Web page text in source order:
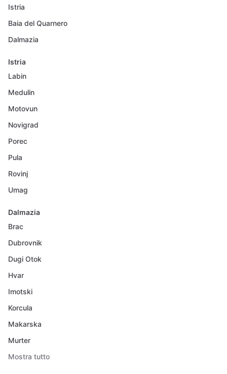
Istria
Baia del Quarnero
Dalmazia
Istria
Labin
Medulin
Motovun
Novigrad
Porec
Pula
Rovinj
Umag
Dalmazia
Brac
Dubrovnik
Dugi Otok
Hvar
Imotski
Korcula
Makarska
Murter
Mostra tutto